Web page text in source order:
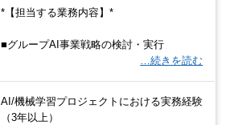
*【担当する業務内容】*
■グループAI事業戦略の検討・実行
…続きを読む
AI/機械学習プロジェクトにおける実務経験
（3年以上）